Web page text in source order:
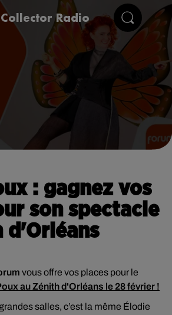
Collector Radio
: gagnez vos
son spectacle
d'Orléans
vous offre vos places pour le
au Zénith d'Orléans le 28 février !
salles, c’est la même Élodie